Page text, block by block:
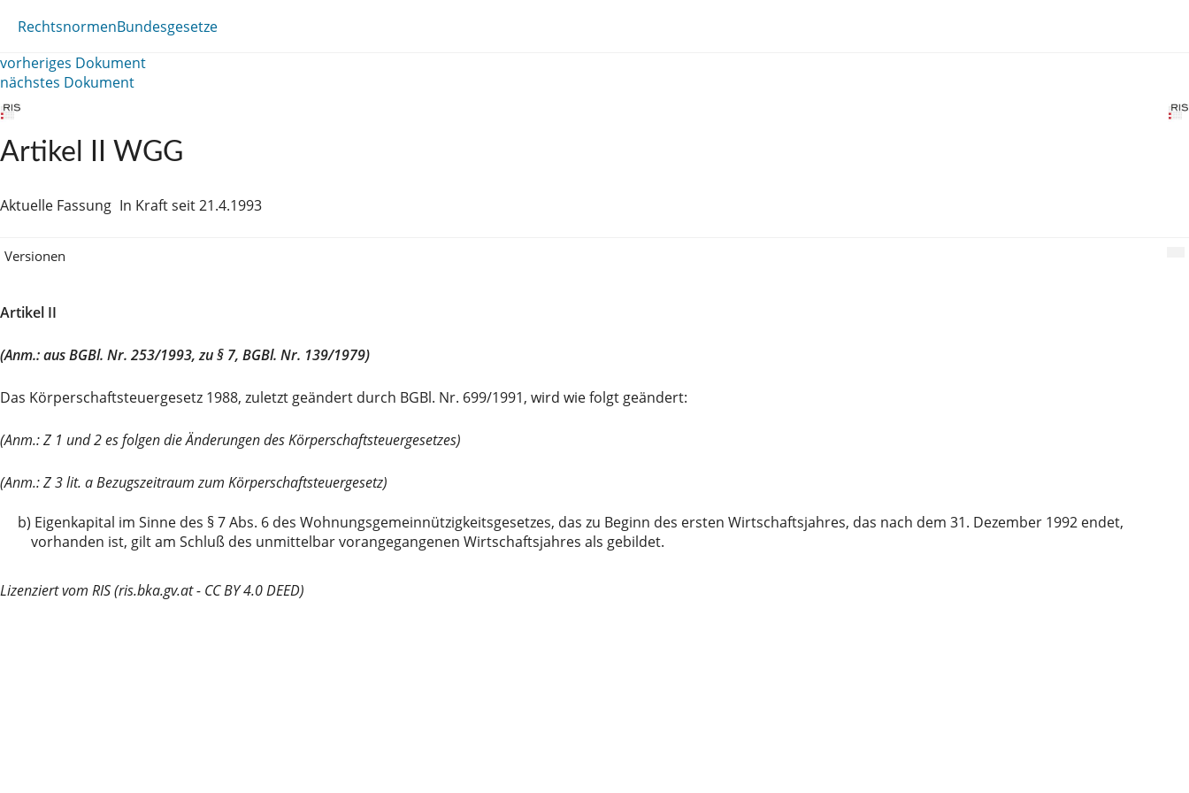
RechtsnormenBundesgesetze
vorheriges Dokument
nächstes Dokument
Artikel II WGG
Aktuelle Fassung In Kraft seit 21.4.1993
Versionen
Artikel II
(Anm.: aus BGBl. Nr. 253/1993, zu § 7, BGBl. Nr. 139/1979)
Das Körperschaftsteuergesetz 1988, zuletzt geändert durch BGBl. Nr. 699/1991, wird wie folgt geändert:
(Anm.: Z 1 und 2 es folgen die Änderungen des Körperschaftsteuergesetzes)
(Anm.: Z 3 lit. a Bezugszeitraum zum Körperschaftsteuergesetz)
b) Eigenkapital im Sinne des § 7 Abs. 6 des Wohnungsgemeinnützigkeitsgesetzes, das zu Beginn des ersten Wirtschaftsjahres, das nach dem 31. Dezember 1992 endet,
vorhanden ist, gilt am Schluß des unmittelbar vorangegangenen Wirtschaftsjahres als gebildet.
Lizenziert vom RIS (ris.bka.gv.at - CC BY 4.0 DEED)